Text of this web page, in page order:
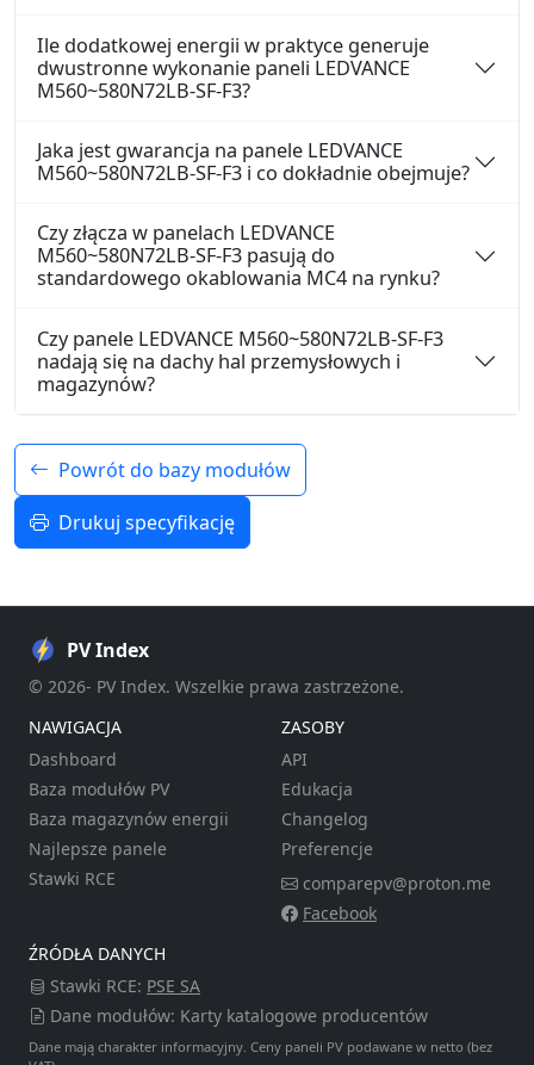
Ile dodatkowej energii w praktyce generuje
dwustronne wykonanie paneli LEDVANCE
M560~580N72LB-SF-F3?
Jaka jest gwarancja na panele LEDVANCE
M560~580N72LB-SF-F3 i co dokładnie obejmuje?
Czy złącza w panelach LEDVANCE
M560~580N72LB-SF-F3 pasują do
standardowego okablowania MC4 na rynku?
Czy panele LEDVANCE M560~580N72LB-SF-F3
nadają się na dachy hal przemysłowych i
magazynów?
Powrót do bazy modułów
Drukuj specyfikację
PV Index
© 2026- PV Index. Wszelkie prawa zastrzeżone.
NAWIGACJA
Dashboard
Baza modułów PV
Baza magazynów energii
Najlepsze panele
Stawki RCE
ZASOBY
API
Edukacja
Changelog
Preferencje
comparepv@proton.me
Facebook
ŹRÓDŁA DANYCH
Stawki RCE: PSE SA
Dane modułów: Karty katalogowe producentów
Dane mają charakter informacyjny. Ceny paneli PV podawane w netto (bez